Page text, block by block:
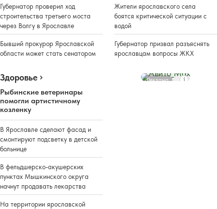
Губернатор проверил ход
строительства третьего моста
через Волгу в Ярославле
Бывший прокурор Ярославской
области может стать сенатором
Жители ярославского села
боятся критической ситуации с
водой
Губернатор призвал разъяснять
ярославцам вопросы ЖКХ
Здоровье
Рыбинские ветеринары
помогли артистичному
козленку
В Ярославле сделают фасад и
смонтируют подсветку в детской
больнице
В фельдшерско-акушерских
пунктах Мышкинского округа
начнут продавать лекарства
На территории ярославской
Реклама